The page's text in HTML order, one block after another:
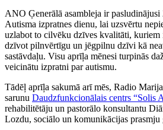
ANO Ģenerālā asambleja ir pasludinājusi
Autisma izpratnes dienu, lai uzsvērtu
uzlabot to cilvēku dzīves kvalitāti, kuriem
dzīvot pilnvērtīgu un jēgpilnu dzīvi kā
sastāvdaļu. Visu aprīļa mēnesi turpinās
veicinātu izpratni par autismu.
Tādēļ aprīļa sakumā arī mēs, Radio
sarunu Daudzfunkcionālais centrs “Solis
rehabilitētāju un pastorālo konsultantu
Lozdu, sociālo un komunikācijas prasmju